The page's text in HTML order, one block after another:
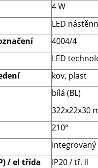
4 W
LED
4004/4
LED
kov, plast
bílá (BL)
322x22x30
210°
Integrovaný
/ el třída
IP20 / tř. II